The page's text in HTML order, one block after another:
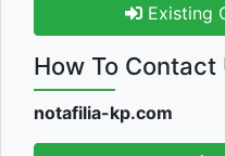
Existing
How To Contact
notafilia-kp.com